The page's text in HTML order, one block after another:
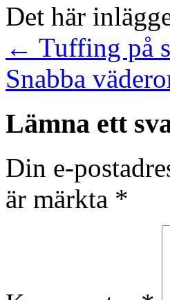
Det här
← Tuffing på
Snabba
Lämna ett
Din e-
är märkta *